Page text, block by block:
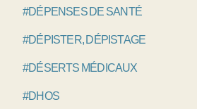
#DÉPENSES DE SANTÉ
#DÉPISTER, DÉPISTAGE
#DÉSERTS MÉDICAUX
#DHOS